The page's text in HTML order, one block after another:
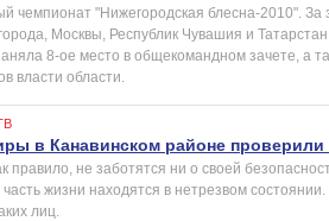
чемпионат "Нижегородская блесна-2010". За
Москвы, Республик Чувашия и
8-ое место в общекомандном зачете, а
власти области.
в Канавинском районе проверили
правило, не заботятся ни о своей
жизни находятся в нетрезвом
лиц.